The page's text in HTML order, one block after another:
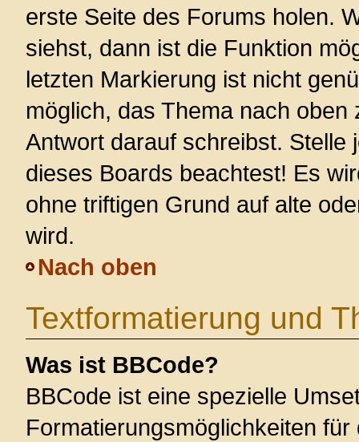
erste Seite des Forums holen.
siehst, dann ist die Funktion
letzten Markierung ist nicht
möglich, das Thema nach
Antwort darauf schreibst. Stelle
dieses Boards beachtest! Es
ohne triftigen Grund auf alte
wird.
Nach oben
Textformatierung und
Was ist BBCode?
BBCode ist eine spezielle
Formatierungsmöglichkeiten